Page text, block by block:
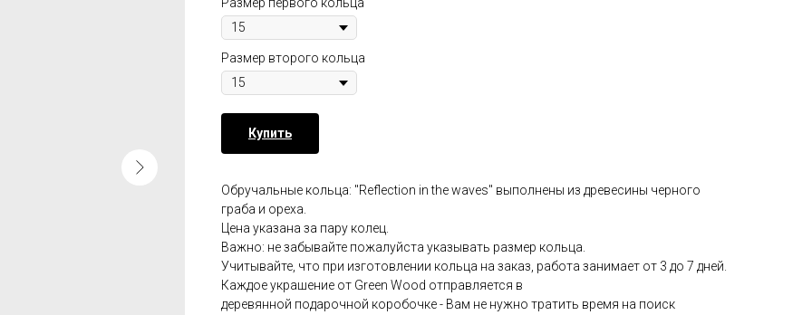
Размер первого кольца
Размер второго кольца
Купить
Обручальные кольца: "Reflection in the waves" выполнены из древесины черного
граба и ореха.
Цена указана за пару колец.
Важно: не забывайте пожалуйста указывать размер кольца.
Учитывайте, что при изготовлении кольца на заказ, работа занимает от 3 до 7 дней.
Каждое украшение от Green Wood отправляется в
деревянной подарочной коробочке - Вам не нужно тратить время на поиск